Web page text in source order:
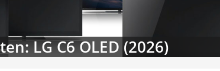
LG C6 OLED (2026)